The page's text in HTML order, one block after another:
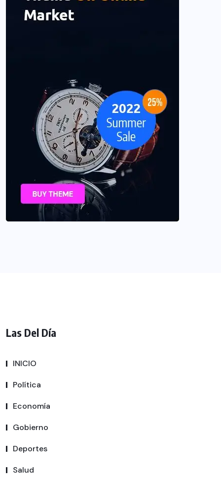
Las Del Día
INICIO
Política
Economía
Gobierno
Deportes
Salud